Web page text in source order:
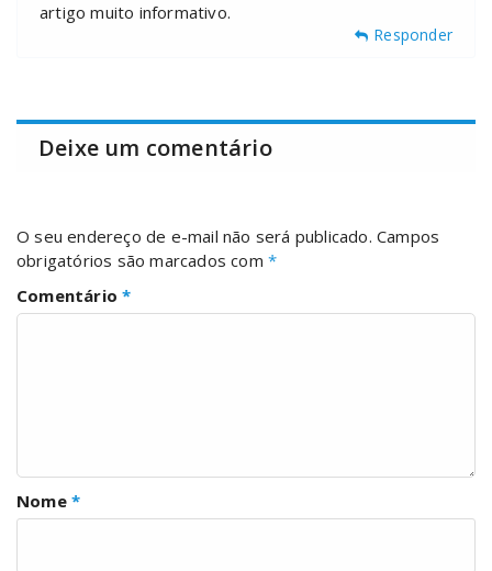
artigo muito informativo.
Responder
Deixe um comentário
O seu endereço de e-mail não será publicado. Campos
obrigatórios são marcados com *
Comentário*
Nome *